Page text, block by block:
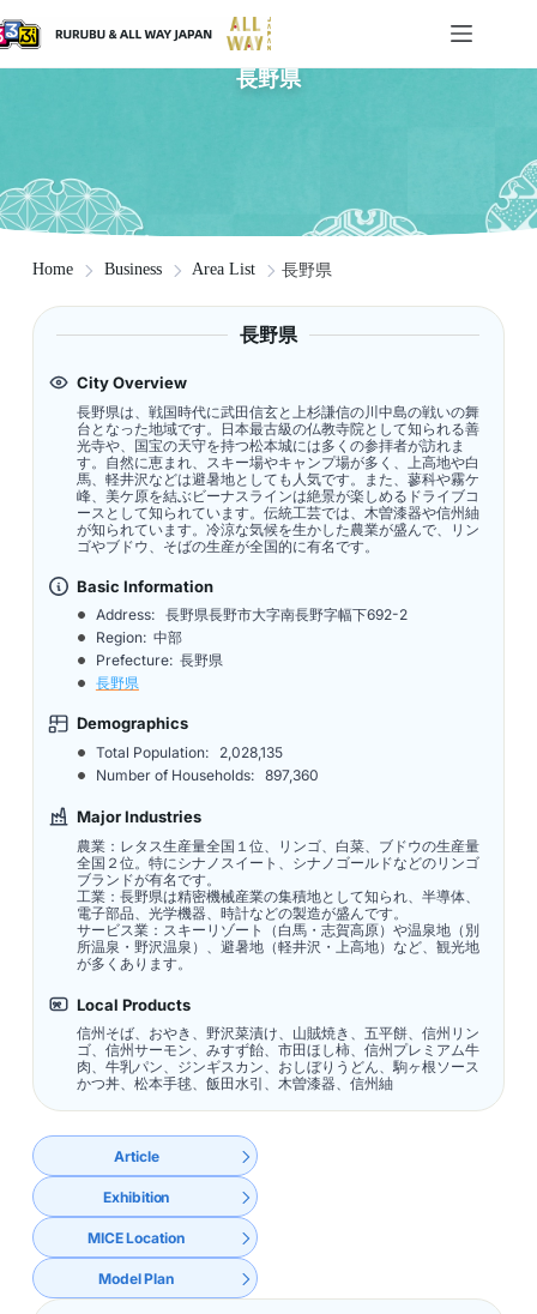
長野県
Home Business Area List 長野県
長野県
City Overview
長野県は、戦国時代に武田信玄と上杉謙信の川中島の戦いの舞
台となった地域です。日本最古級の仏教寺院として知られる善
光寺や、国宝の天守を持つ松本城には多くの参拝者が訪れま
す。自然に恵まれ、スキー場やキャンプ場が多く、上高地や白
馬、軽井沢などは避暑地としても人気です。また、蓼科や霧ケ
峰、美ケ原を結ぶビーナスラインは絶景が楽しめるドライブコ
ースとして知られています。伝統工芸では、木曽漆器や信州紬
が知られています。冷涼な気候を生かした農業が盛んで、リン
ゴやブドウ、そばの生産が全国的に有名です。
Basic Information
Address: 長野県長野市大字南長野字幅下692-2
Region: 中部
Prefecture: 長野県
長野県
Demographics
Total Population: 2,028,135
Number of Households: 897,360
Major Industries
農業：レタス生産量全国１位、リンゴ、白菜、ブドウの生産量
全国２位。特にシナノスイート、シナノゴールドなどのリンゴ
ブランドが有名です。
工業：長野県は精密機械産業の集積地として知られ、半導体、
電子部品、光学機器、時計などの製造が盛んです。
サービス業：スキーリゾート（白馬・志賀高原）や温泉地（別
所温泉・野沢温泉）、避暑地（軽井沢・上高地）など、観光地
が多くあります。
Local Products
信州そば、おやき、野沢菜漬け、山賊焼き、五平餅、信州リン
ゴ、信州サーモン、みすず飴、市田ほし柿、信州プレミアム牛
肉、牛乳パン、ジンギスカン、おしぼりうどん、駒ヶ根ソース
かつ丼、松本手毬、飯田水引、木曽漆器、信州紬
Article
Exhibition
MICE Location
Model Plan